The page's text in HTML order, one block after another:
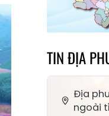
TIN ĐỊA
Địa
ngoài